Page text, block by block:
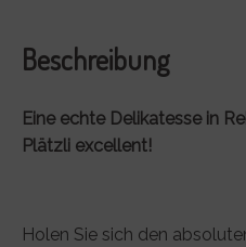
Beschreibung
Eine echte Delikatesse in
Plätzli excellent!
Holen Sie sich den